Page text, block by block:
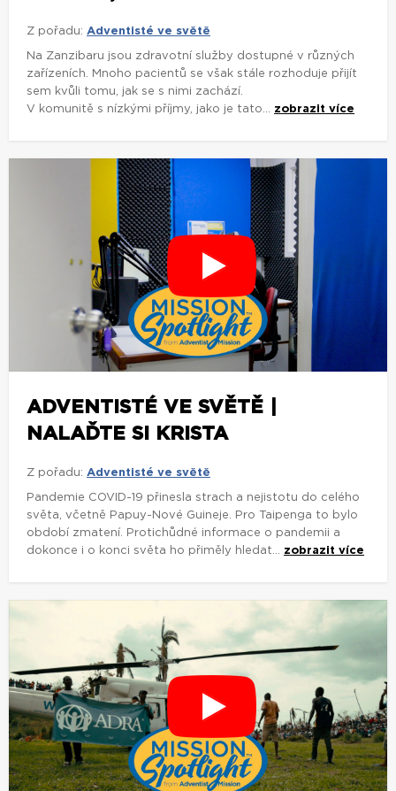
Z pořadu: Adventisté ve světě
Na Zanzibaru jsou zdravotní služby dostupné v různých
zařízeních. Mnoho pacientů se však stále rozhoduje přijít
sem kvůli tomu, jak se s nimi zachází.
V komunitě s nízkými příjmy, jako je tato... zobrazit více
ADVENTISTÉ VE SVĚTĚ |
NALAĎTE SI KRISTA
Z pořadu: Adventisté ve světě
Pandemie COVID-19 přinesla strach a nejistotu do celého
světa, včetně Papuy-Nové Guineje. Pro Taipenga to bylo
období zmatení. Protichůdné informace o pandemii a
dokonce i o konci světa ho přiměly hledat... zobrazit více